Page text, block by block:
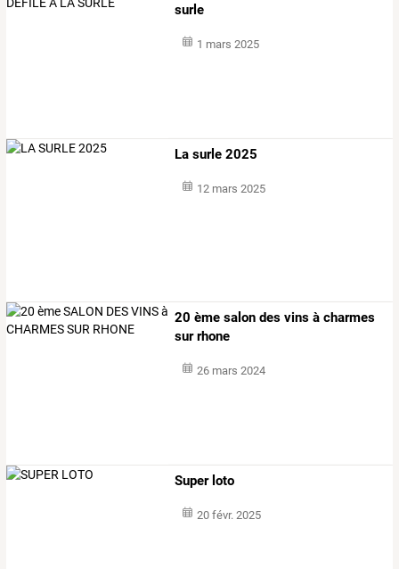
surle
1 mars 2025
La surle 2025
12 mars 2025
20 ème salon des vins à charmes
sur rhone
26 mars 2024
Super loto
20 févr. 2025